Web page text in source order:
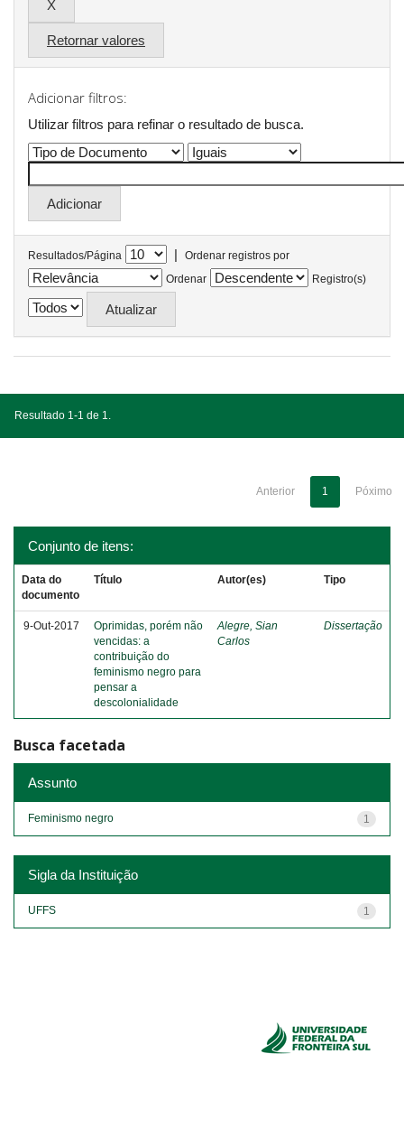
Retornar valores
Adicionar filtros:
Utilizar filtros para refinar o resultado de busca.
Resultados/Página |
Ordenar registros por
Ordenar
Registro(s)
Resultado 1-1 de 1.
Anterior 1 Póximo
Conjunto de itens:
Data do
documento
Título Autor(es) Tipo
9-Out-2017
Oprimidas, porém não
vencidas: a
contribuição do
feminismo negro para
pensar a
descolonialidade
Alegre, Sian
Carlos
Dissertação
Busca facetada
Assunto
1
Feminismo negro
Sigla da Instituição
1
UFFS